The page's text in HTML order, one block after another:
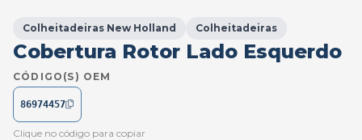
Colheitadeiras New Holland Colheitadeiras
Cobertura Rotor Lado Esquerdo
CÓDIGO(S) OEM
86974457
Clique no código para copiar